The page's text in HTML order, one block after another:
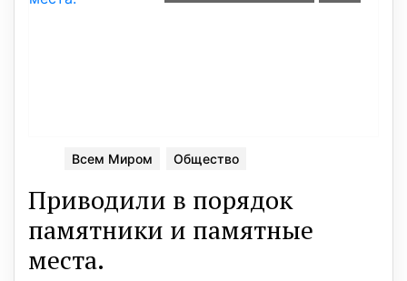
Всем Миром Общество
Приводили в порядок
памятники и памятные
места.